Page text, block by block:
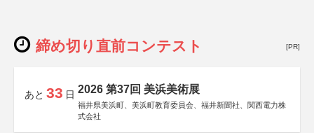
締め切り直前コンテスト [PR]
あと 33 日 2026 第37回 美浜美術展
福井県美浜町、美浜町教育委員会、福井新聞社、関西電力株
式会社